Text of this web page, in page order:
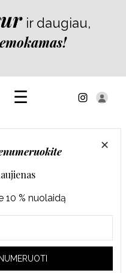
ir daugiau,
☰
RŪŠIUOTI PAGAL
✕
10 % nuolaidą